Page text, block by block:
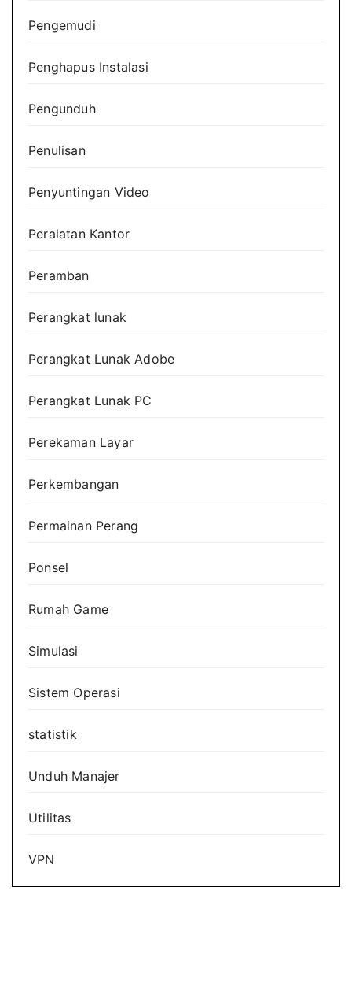
Pengemudi
Penghapus Instalasi
Pengunduh
Penulisan
Penyuntingan Video
Peralatan Kantor
Peramban
Perangkat lunak
Perangkat Lunak Adobe
Perangkat Lunak PC
Perekaman Layar
Perkembangan
Permainan Perang
Ponsel
Rumah Game
Simulasi
Sistem Operasi
statistik
Unduh Manajer
Utilitas
VPN